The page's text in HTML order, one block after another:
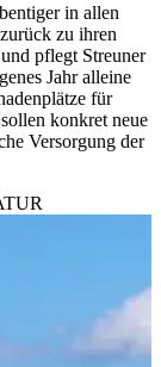
in allen
zu ihren
pflegt Streuner
Jahr alleine
für
konkret neue
Versorgung der